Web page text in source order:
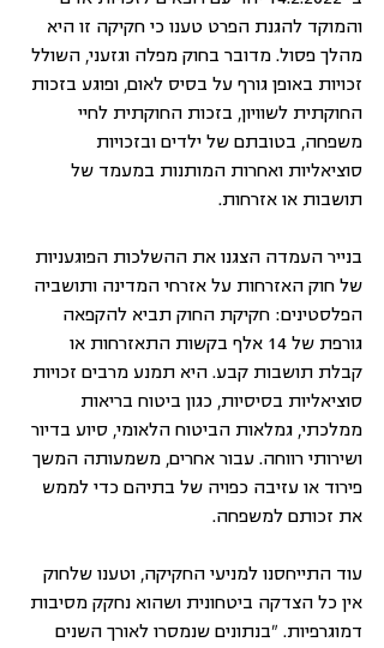
והמוקד להגנת הפרט טענו כי חקיקה זו היא
מהלך פסול. מדובר בחוק מפלה וגזעני, השולל
זכויות באופן גורף על בסיס לאום, ופוגע בזכות
החוקתית לשוויון, בזכות החוקתית לחיי
משפחה, בטובתם של ילדים ובזכויות
סוציאליות ואחרות המותנות במעמד של
תושבות או אזרחות.
בנייר העמדה הצגנו את ההשלכות הפוגעניות
של חוק האזרחות על אזרחי המדינה ותושביה
הפלסטינים: חקיקת החוק תביא להקפאה
גורפת של 14 אלף בקשות התאזרחות או
קבלת תושבות קבע. היא תמנע מרבים זכויות
סוציאליות בסיסיות, כגון ביטוח בריאות
ממלכתי, גמלאות הביטוח הלאומי, סיוע בדיור
ושירותי רווחה. עבור אחרים, משמעותה המשך
פירוד או עזיבה כפויה של בתיהם כדי לממש
את זכותם למשפחה.
עוד התייחסנו למניעי החקיקה, וטענו שלחוק
אין כל הצדקה ביטחונית ושהוא נחקק מסיבות
דמוגרפיות. "בנתונים שנמסרו לאורך השנים